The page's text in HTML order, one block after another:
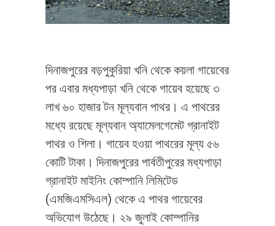
দিনাজপুরের বড়পুকুরিয়া খনি থেকে কয়লা গায়েবের
পর এবার মধ্যপাড়া খনি থেকে গায়েব হয়েছে ৩
লাখ ৬০ হাজার টন মূল্যবান পাথর। এ পাথরের
মধ্যে রয়েছে মূল্যবান অ্যামেলগেমেট গ্রানাইট
পাথর ও শিলা। গায়েব হওয়া পাথরের মূল্য ৫৬
কোটি টাকা। দিনাজপুরের পার্বতীপুরের মধ্যপাড়া
গ্রানাইট মাইনিং কোম্পানি লিমিটেড
(এমজিএমসিএল) থেকে এ পাথর গায়েবের
অভিযোগ উঠেছে। ২৯ জুলাই কোম্পানির